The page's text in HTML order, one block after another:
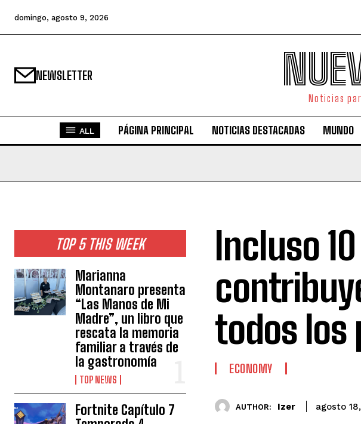
domingo, agosto 9, 2026
NEWSLETTER
Noticias
ALL PÁGINA PRINCIPAL NOTICIAS DESTACADAS MUNDO
TOP 5 THIS WEEK
Marianna
Montanaro presenta
“Las Manos de Mi
Madre”, un libro que
rescata la memoria
familiar a través de
la gastronomía
TOP NEWS
Fortnite Capítulo 7
Incluso
todos los
ECONOMY
AUTHOR: Izer agosto